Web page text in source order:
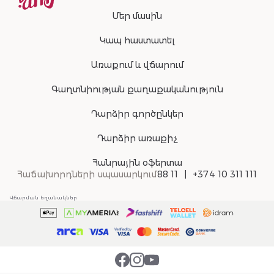
Մեր մասին
Կապ հաստատել
Առաքում և վճարում
Գաղտնիության քաղաքականություն
Դարձիր գործընկեր
Դարձիր առաքիչ
Հանրային օֆերտա
Հաճախորդների սպասարկում88 11 +374 10 311 111
Վճարման եղանակներ